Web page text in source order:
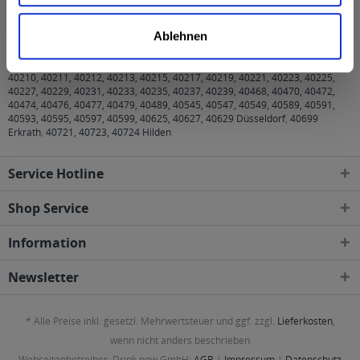
Ablehnen
Angostura Bitter 0,2l wird in den folgenden Regionen,
Städten, Orten und Postleitzahl-Gebieten geliefert
40210, 40211, 40212, 40213, 40215, 40217, 40219, 40221, 40223, 40225,
40227, 40229, 40231, 40233, 40235, 40237, 40239, 40468, 40470, 40472,
40474, 40476, 40477, 40479, 40489, 40545, 40547, 40549, 40589, 40591,
40593, 40595, 40597, 40599, 40625, 40627, 40629 Düsseldorf, 40699
Erkrath, 40721, 40723, 40724 Hilden
Service Hotline
Shop Service
Information
Newsletter
* Alle Preise inkl. gesetzl. Mehrwertsteuer und ggf. zzgl. Lieferkosten,
wenn nicht anders beschrieben